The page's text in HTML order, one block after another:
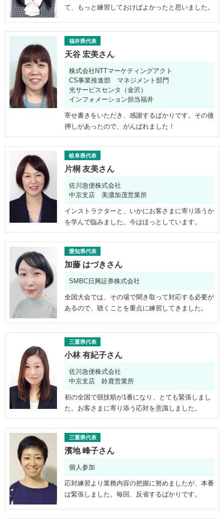
て、もっと練習しておけばよかったと思いました。
福井県代表
天谷 宏美さん
株式会社NTTマーケティングアクト
CS事業推進部 マネジメント部門
光サービスセンタ（金沢）
インフォメーション担当福井
寄せ書きをいただき、感謝するばかりです。その後
押しがあったので、がんばれました！
岐阜県代表
片桐 友美さん
佐川急便株式会社
中京支店 美濃加茂営業所
インストラクターと、いかにお客さまに寄り添うか
を学んで臨みました。今はほっとしています。
愛知県代表
加藤 はづきさん
SMBC日興証券株式会社
全国大会では、その場で聞き取って対応する必要が
あるので、聴くことを重点に練習してきました。
三重県代表
小林 有紀子さん
佐川急便株式会社
中京支店 鈴鹿営業所
初の全国で競技順が1番になり、とても緊張しまし
た。お客さまに寄り添う応対を意識しました。
三重県代表
濱地 峰子さん
個人参加
応対練習より業務内容の把握に努めましたが、本番
は緊張しました。毎回、反省するばかりです。